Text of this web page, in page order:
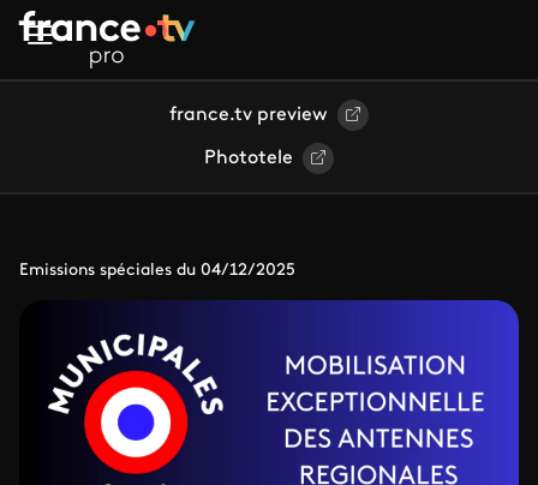
Aller au contenu principal
france.tv preview
Phototele
Emissions spéciales du 04/12/2025